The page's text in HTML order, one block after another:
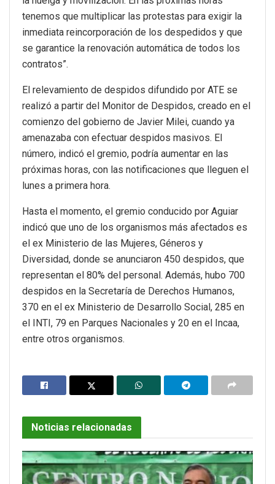
tenemos que multiplicar las protestas para exigir la
inmediata reincorporación de los despedidos y que
se garantice la renovación automática de todos los
contratos”.
El relevamiento de despidos difundido por ATE se
realizó a partir del Monitor de Despidos, creado en el
comienzo del gobierno de Javier Milei, cuando ya
amenazaba con efectuar despidos masivos. El
número, indicó el gremio, podría aumentar en las
próximas horas, con las notificaciones que lleguen el
lunes a primera hora.
Hasta el momento, el gremio conducido por Aguiar
indicó que uno de los organismos más afectados es
el ex Ministerio de las Mujeres, Géneros y
Diversidad, donde se anunciaron 450 despidos, que
representan el 80% del personal. Además, hubo 700
despidos en la Secretaría de Derechos Humanos,
370 en el ex Ministerio de Desarrollo Social, 285 en
el INTI, 79 en Parques Nacionales y 20 en el Incaa,
entre otros organismos.
Noticias relacionadas